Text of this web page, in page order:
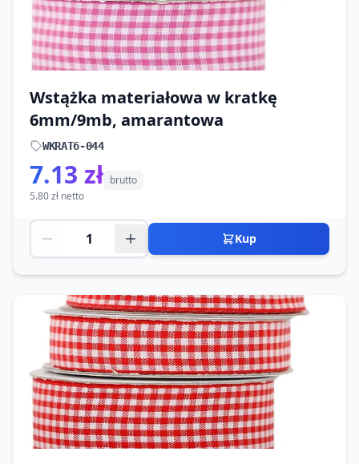
Wstążka materiałowa w kratkę
6mm/9mb, amarantowa
WKRAT6-044
7.13 zł brutto
5.80 zł netto
Kup